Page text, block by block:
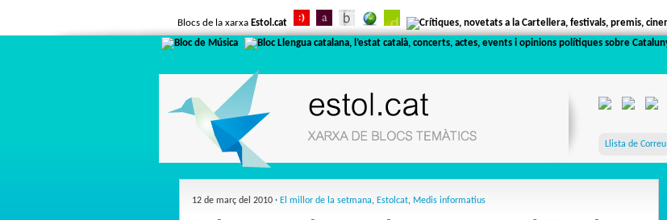
Blocs de la xarxa Estol.cat
Llista de Correu
12 de març del 2010 · El millor de la setmana, Estolcat, Medis informatius